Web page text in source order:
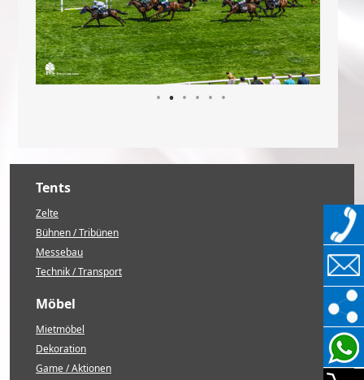
• • • • • •
Tents
Zelte
Bühnen / Tribünen
Messebau
Technik / Transport
Möbel
Mietmöbel
Dekoration
Game / Aktionen